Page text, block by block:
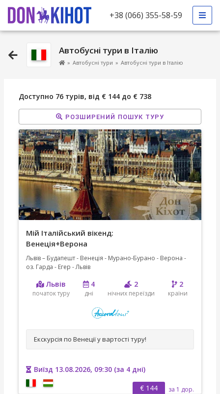
+38 (066) 355-58-59
Автобусні тури в Італію
» Автобусні тури » Автобусні тури в Італію
Доступно 76 турів, від € 144 до € 738
РОЗШИРЕНИЙ ПОШУК ТУРУ
Мій Італійський вікенд:
Венеція+Верона
Львів – Будапешт - Венеція - Мурано-Бурано - Верона -
оз. Гарда - Егер - Львів
Львів
початок туру
4
дні
2
нічних переїзди
2
країни
Екскурсія по Венеції у вартості туру!
Виїзд 13.08.2026, 09:30 (за 4 дні)
€ 144
за 1 дор.